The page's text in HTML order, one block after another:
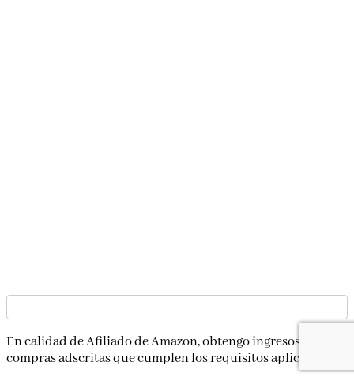
En calidad de Afiliado de Amazon, obtengo ingresos por las
compras adscritas que cumplen los requisitos aplicables